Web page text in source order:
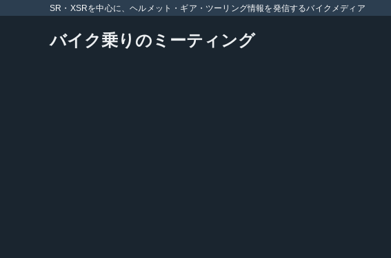
SR・XSRを中心に、ヘルメット・ギア・ツーリング情報を発信するバイクメディア
バイク乗りのミーティング